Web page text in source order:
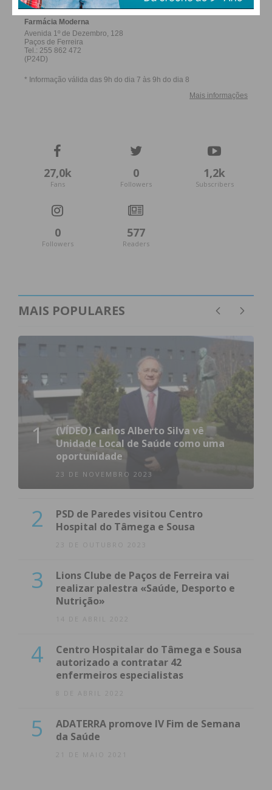
27,0k
Fans
0
Followers
1,2k
Subscribers
0
Followers
577
Readers
MAIS POPULARES
1
(VÍDEO) Carlos Alberto Silva vê
Unidade Local de Saúde como uma
oportunidade
23 DE NOVEMBRO 2023
2
PSD de Paredes visitou Centro
Hospital do Tâmega e Sousa
23 DE OUTUBRO 2023
3
Lions Clube de Paços de Ferreira vai
realizar palestra «Saúde, Desporto e
Nutrição»
14 DE ABRIL 2022
4
Centro Hospitalar do Tâmega e Sousa
autorizado a contratar 42
enfermeiros especialistas
8 DE ABRIL 2022
5
ADATERRA promove IV Fim de Semana
da Saúde
21 DE MAIO 2021